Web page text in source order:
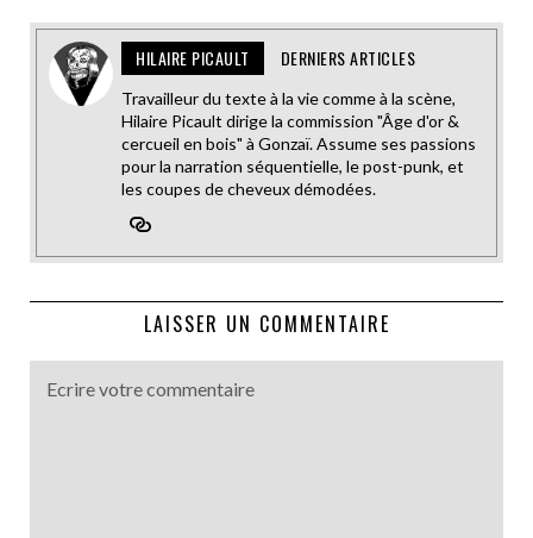
HILAIRE PICAULT DERNIERS ARTICLES
Travailleur du texte à la vie comme à la scène,
Hilaire Picault dirige la commission "Âge d'or &
cercueil en bois" à Gonzaï. Assume ses passions
pour la narration séquentielle, le post-punk, et
les coupes de cheveux démodées.
LAISSER UN COMMENTAIRE